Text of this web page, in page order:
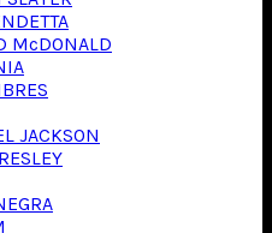
McDONALD
JACKSON